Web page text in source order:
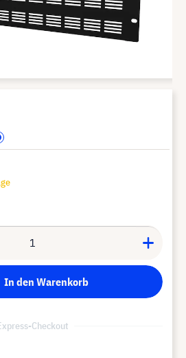
In den Warenkorb
Checkout